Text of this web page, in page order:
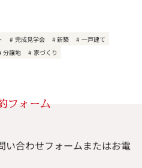
完成見学会 新築
一戸建て
分譲地 家づくり
フォーム
い合わせフォームまたはお電